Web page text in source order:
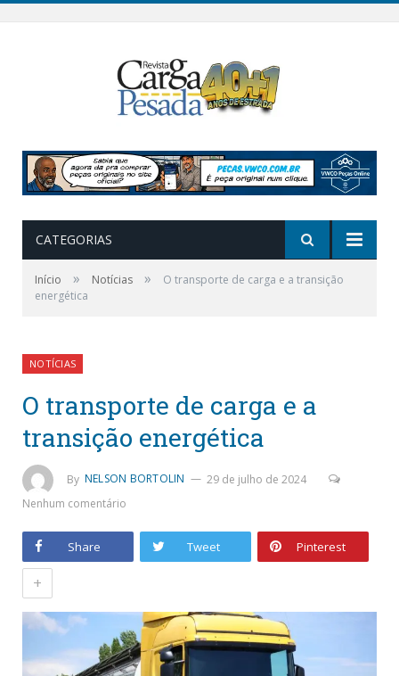
CATEGORIAS
Início » Notícias »
O transporte de carga e a transição
energética
NOTÍCIAS
O transporte de carga e a
transição energética
By NELSON BORTOLIN
29 de julho de 2024
Nenhum comentário
Share Tweet Pinterest
+